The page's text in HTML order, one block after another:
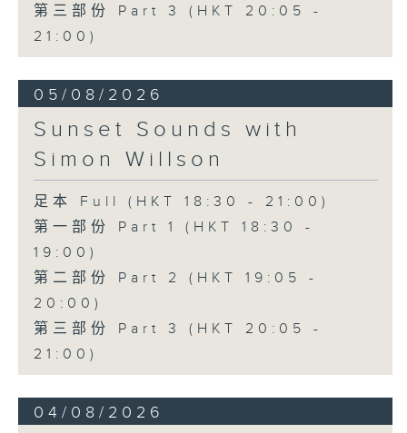
第三部份 Part 3 (HKT 20:05 -
21:00)
05/08/2026
Sunset Sounds with
Simon Willson
足本 Full (HKT 18:30 - 21:00)
第一部份 Part 1 (HKT 18:30 -
19:00)
第二部份 Part 2 (HKT 19:05 -
20:00)
第三部份 Part 3 (HKT 20:05 -
21:00)
04/08/2026